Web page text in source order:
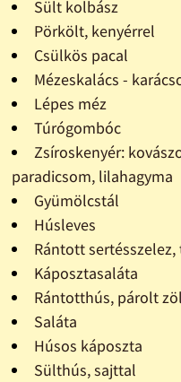
Sült kolbász
Pörkölt, kenyérrel
Csülkös pacal
Mézeskalács -
Lépes méz
Túrógombóc
Zsíroskenyér:
paradicsom, lilahagyma
Gyümölcstál
Húsleves
Rántott sertésszelez,
Káposztasaláta
Rántotthús, párolt
Saláta
Húsos káposzta
Sülthús, sajttal